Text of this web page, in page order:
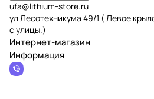
ufa@lithium-store.ru
ул Лесотехникума 49/1 ( Левое
с улицы.)
Интернет-магазин
Информация